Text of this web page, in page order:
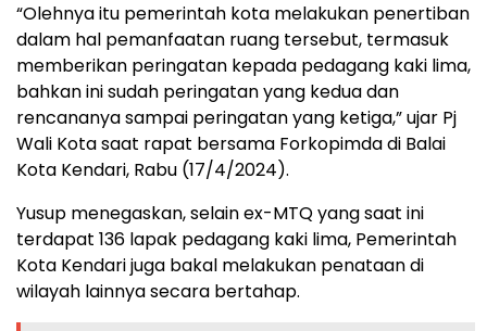
“Olehnya itu pemerintah kota melakukan penertiban
dalam hal pemanfaatan ruang tersebut, termasuk
memberikan peringatan kepada pedagang kaki lima,
bahkan ini sudah peringatan yang kedua dan
rencananya sampai peringatan yang ketiga,” ujar Pj
Wali Kota saat rapat bersama Forkopimda di Balai
Kota Kendari, Rabu (17/4/2024).
Yusup menegaskan, selain ex-MTQ yang saat ini
terdapat 136 lapak pedagang kaki lima, Pemerintah
Kota Kendari juga bakal melakukan penataan di
wilayah lainnya secara bertahap.